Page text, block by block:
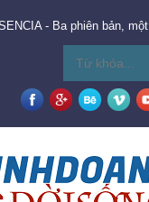
- Ba phiên bản,